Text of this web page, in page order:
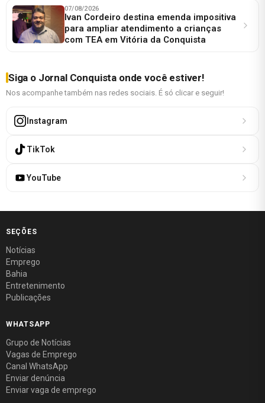
07/08/2026
Ivan Cordeiro destina emenda impositiva
para ampliar atendimento a crianças
com TEA em Vitória da Conquista
Siga o Jornal Conquista onde você estiver!
Nos acompanhe também nas redes sociais. É só clicar e seguir!
Instagram
TikTok
YouTube
SEÇÕES
Notícias
Emprego
Bahia
Entretenimento
Publicações
WHATSAPP
Grupo de Notícias
Vagas de Emprego
Canal WhatsApp
Enviar denúncia
Enviar vaga de emprego